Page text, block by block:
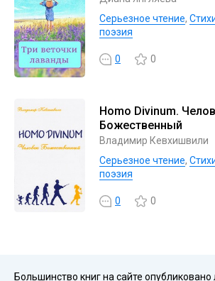
Серьезное чтение,
поэзия
0 0
Homo Divinum.
Божественный
Владимир Кевхишвили
Серьезное чтение,
поэзия
0 0
Большинство книг на сайте опубликовано